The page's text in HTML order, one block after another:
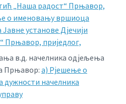
„Наша радост“ Прњавор,
о именовању вршиоца
установе Дјечији
Прњавор, приједлог,
в.д. начелника одјељења
Прњавор: а) Рјешење о
начелника